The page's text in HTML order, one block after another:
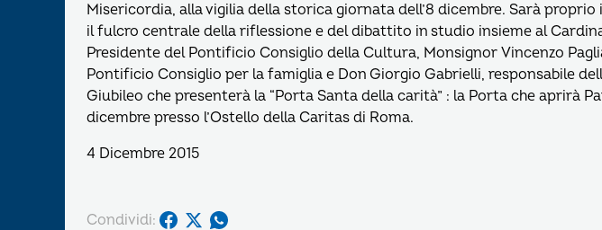
Misericordia, alla vigilia della storica giornata dell’8 dicembre. Sarà proprio
il fulcro centrale della riflessione e del dibattito in studio insieme al
Presidente del Pontificio Consiglio della Cultura, Monsignor Vincenzo
Pontificio Consiglio per la famiglia e Don Giorgio Gabrielli, responsabile
Giubileo che presenterà la “Porta Santa della carità” : la Porta che aprirà
dicembre presso l’Ostello della Caritas di Roma.
4 Dicembre 2015
Condividi: